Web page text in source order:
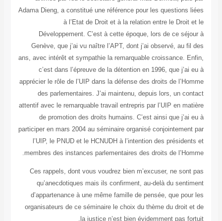
Adama Dieng, a constitué une référence pour les
à l’Etat de Droit et à la relation entre le
Développement. C’est à cette époque, lors de ce
Genève, que j’ai vu naître l’APT, dont j’ai observé,
ans, avec intérêt et sympathie la remarquable
c’est dans l’épreuve de la détention en 1996, que
apprécier le rôle de l’UIP dans la défense des droits de
des parlementaires. J’ai maintenu, depuis lors, un
attentif avec le remarquable travail entrepris par l’UIP en
de promotion des droits humains. C’est ainsi que
participer en mars 2004 au séminaire organisé
l’UIP, le PNUD et le HCNUDH à l’intention des
membres des instances parlementaires des droits de
Ces rappels, dont vous voudrez bien m’excuser, ne
qu’anecdotiques mais ils confirment, au-delà du
d’appartenance à une même famille de pensée, que
organisateurs de ce séminaire le choix du thème du
la justice n’est bien évidemment pas